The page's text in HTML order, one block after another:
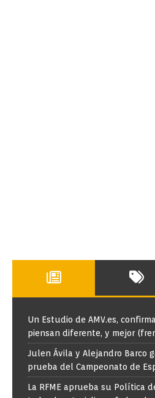
Un Estudio de AMV.es,
piensan diferente, y mejor
Julen Ávila y Alejandro Barco
prueba del Campeonato de
La RFME aprueba su Política